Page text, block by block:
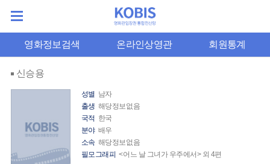
영화정보검색 온라인상영관 회원통계
신승용
성별 남자
출생 해당정보없음
국적 한국
분야 배우
소속 해당정보없음
필모그래피 <어느 날 그녀가 우주에서> 외 4편